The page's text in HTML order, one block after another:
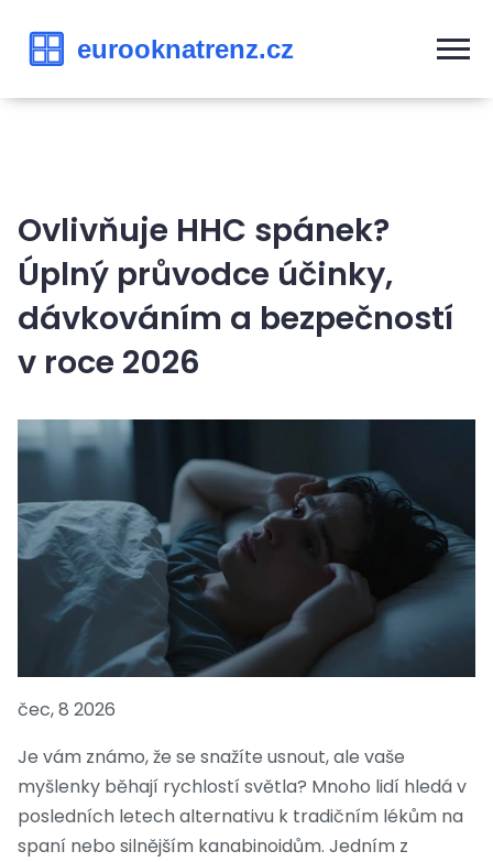
Ovlivňuje HHC spánek?
Úplný průvodce účinky,
dávkováním a bezpečností
v roce 2026
čec, 8 2026
Je vám známo, že se snažíte usnout, ale vaše
myšlenky běhají rychlostí světla? Mnoho lidí hledá v
posledních letech alternativu k tradičním lékům na
spaní nebo silnějším kanabinoidům. Jedním z